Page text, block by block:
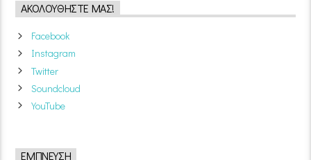
ΑΚΟΛΟΥΘΉΣΤΕ ΜΑΣ!
Facebook
Instagram
Twitter
Soundcloud
YouTube
ΈΜΠΝΕΥΣΗ